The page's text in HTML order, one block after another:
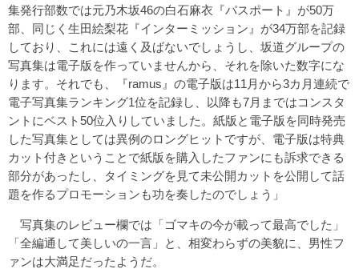
集発行部数では元乃木坂46の白石麻衣『パスポート』が50万
部、同じく生田絵梨花『インターミッション』が34万部を記録
しており、これには遠く及ばないでしょうし、坂道グループの
写真集は電子版を作っていませんから、それを除いた数字にな
ります。それでも、『ramus』の電子版は11月から3カ月連続で
電子写真集ランキング1位を記録し、以降も7月まではコンスタ
ントにベスト50位入りしていました。紙版と電子版を同時発売
した写真集としては異例のロングヒットですが、電子版は特典
カット付きということで紙版を購入したファンにも訴求できる
部分があったし、タイミングを見て未公開カットを公開して話
題を作るプロモーションも功を奏したのでしょう」
写真集のレビュー欄では「ゴマキの今が載って最高でした」
「全編通して美しいの一言」と、相変わらずの美貌に、男性フ
ァンは大満足だったようだ。